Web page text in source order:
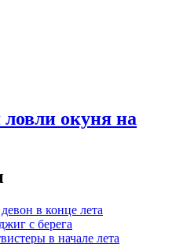
окуня на
в конце лета
с берега
в начале лета